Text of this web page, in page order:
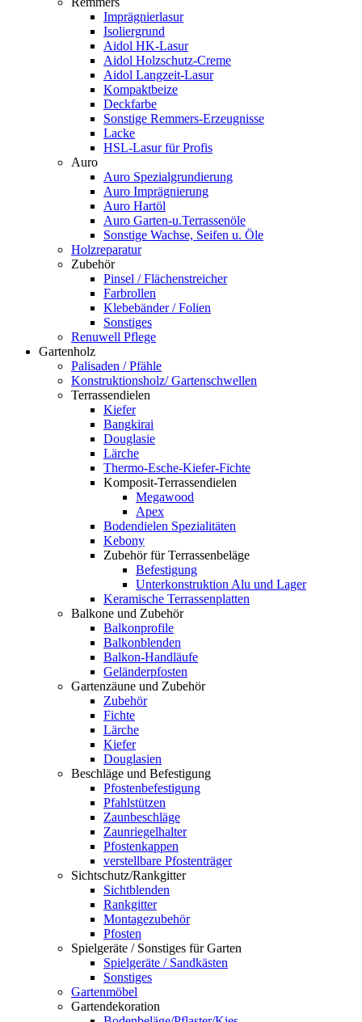
Imprägnierlasur
Isoliergrund
Aidol HK-Lasur
Aidol Holzschutz-Creme
Aidol Langzeit-Lasur
Kompaktbeize
Deckfarbe
Sonstige Remmers-Erzeugnisse
Lacke
HSL-Lasur für Profis
Auro
Auro Spezialgrundierung
Auro Imprägnierung
Auro Hartöl
Auro Garten-u.Terrassenöle
Sonstige Wachse, Seifen u. Öle
Holzreparatur
Zubehör
Pinsel / Flächenstreicher
Farbrollen
Klebebänder / Folien
Sonstiges
Renuwell Pflege
Gartenholz
Palisaden / Pfähle
Konstruktionsholz/ Gartenschwellen
Terrassendielen
Kiefer
Bangkirai
Douglasie
Lärche
Thermo-Esche-Kiefer-Fichte
Komposit-Terrassendielen
Megawood
Apex
Bodendielen Spezialitäten
Kebony
Zubehör für Terrassenbeläge
Befestigung
Unterkonstruktion Alu und Lager
Keramische Terrassenplatten
Balkone und Zubehör
Balkonprofile
Balkonblenden
Balkon-Handläufe
Geländerpfosten
Gartenzäune und Zubehör
Zubehör
Fichte
Lärche
Kiefer
Douglasien
Beschläge und Befestigung
Pfostenbefestigung
Pfahlstützen
Zaunbeschläge
Zaunriegelhalter
Pfostenkappen
verstellbare Pfostenträger
Sichtschutz/Rankgitter
Sichtblenden
Rankgitter
Montagezubehör
Pfosten
Spielgeräte / Sonstiges für Garten
Spielgeräte / Sandkästen
Sonstiges
Gartenmöbel
Gartendekoration